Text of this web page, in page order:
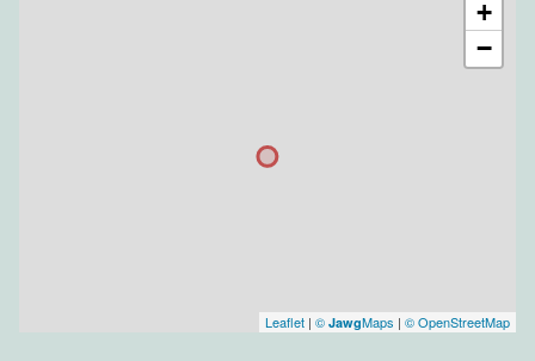
+
−
Leaflet | © JawgMaps | © OpenStreetMap